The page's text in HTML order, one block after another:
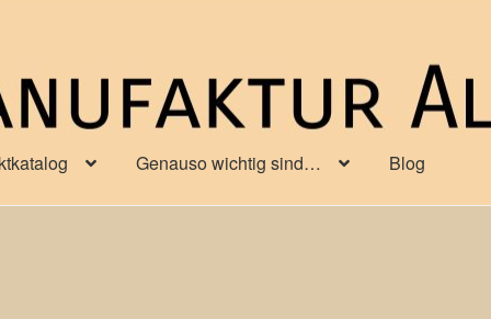
Genauso wichtig sind… Blog